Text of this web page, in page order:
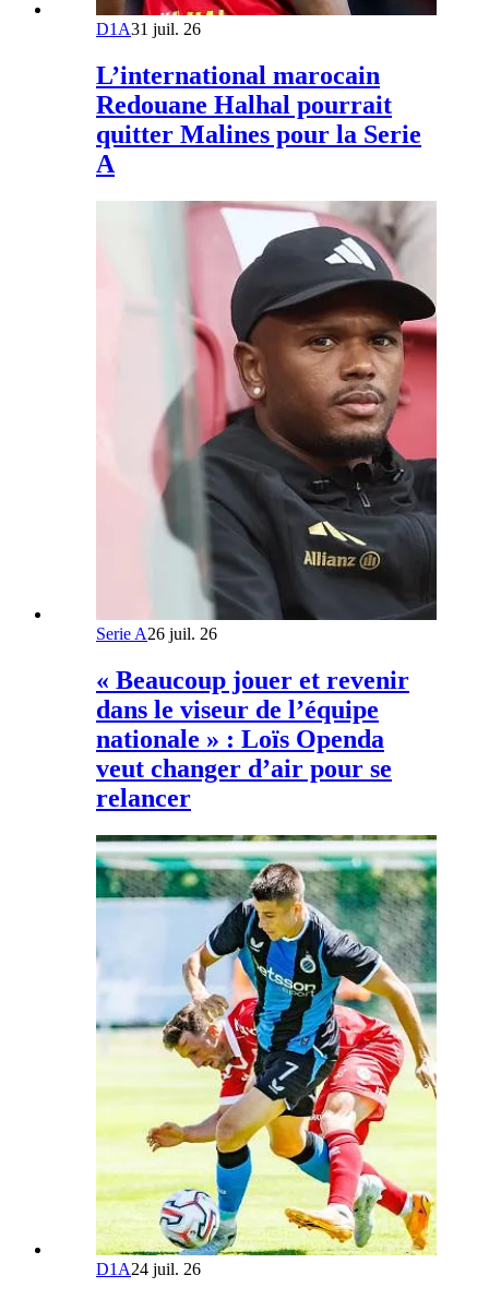
D1A31 juil. 26
L’international marocain
Redouane Halhal pourrait
quitter Malines pour la Serie
A
Serie A26 juil. 26
« Beaucoup jouer et revenir
dans le viseur de l’équipe
nationale » : Loïs Openda
veut changer d’air pour se
relancer
D1A24 juil. 26